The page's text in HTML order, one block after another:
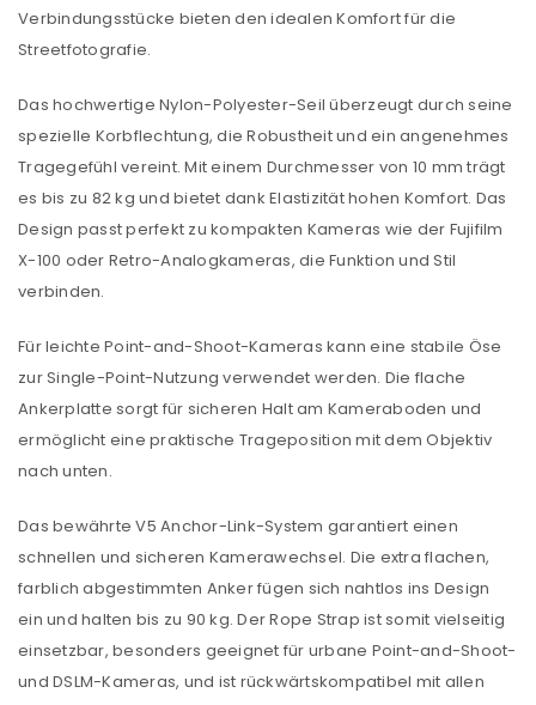
Verbindungsstücke bieten den idealen Komfort für die
Streetfotografie.
Das hochwertige Nylon-Polyester-Seil überzeugt durch seine
spezielle Korbflechtung, die Robustheit und ein angenehmes
Tragegefühl vereint. Mit einem Durchmesser von 10 mm trägt
es bis zu 82 kg und bietet dank Elastizität hohen Komfort. Das
Design passt perfekt zu kompakten Kameras wie der Fujifilm
X-100 oder Retro-Analogkameras, die Funktion und Stil
verbinden.
Für leichte Point-and-Shoot-Kameras kann eine stabile Öse
zur Single-Point-Nutzung verwendet werden. Die flache
Ankerplatte sorgt für sicheren Halt am Kameraboden und
ermöglicht eine praktische Trageposition mit dem Objektiv
nach unten.
Das bewährte V5 Anchor-Link-System garantiert einen
schnellen und sicheren Kamerawechsel. Die extra flachen,
farblich abgestimmten Anker fügen sich nahtlos ins Design
ein und halten bis zu 90 kg. Der Rope Strap ist somit vielseitig
einsetzbar, besonders geeignet für urbane Point-and-Shoot-
und DSLM-Kameras, und ist rückwärtskompatibel mit allen